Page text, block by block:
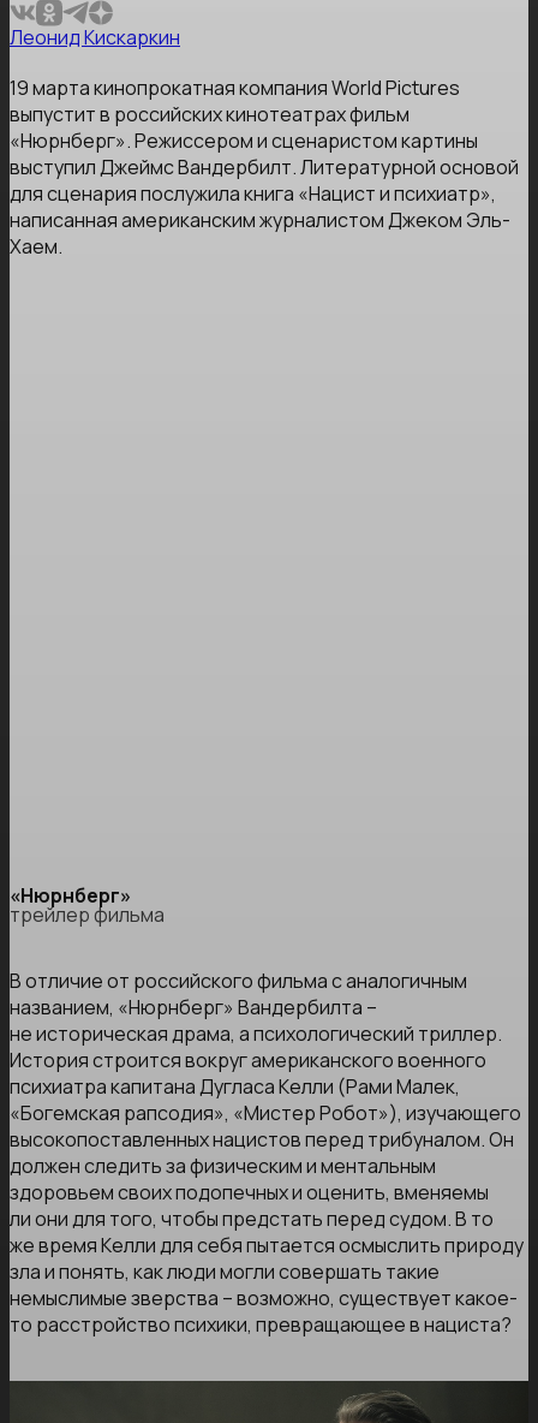
Леонид Кискаркин
19 марта кинопрокатная компания World Pictures
выпустит в российских кинотеатрах фильм
«Нюрнберг». Режиссером и сценаристом картины
выступил Джеймс Вандербилт. Литературной основой
для сценария послужила книга «Нацист и психиатр»,
написанная американским журналистом Джеком Эль-
Хаем.
«Нюрнберг»
трейлер фильма
В отличие от российского фильма с аналогичным
названием, «Нюрнберг» Вандербилта –
не историческая драма, а психологический триллер.
История строится вокруг американского военного
психиатра капитана Дугласа Келли (Рами Малек,
«Богемская рапсодия», «Мистер Робот»), изучающего
высокопоставленных нацистов перед трибуналом. Он
должен следить за физическим и ментальным
здоровьем своих подопечных и оценить, вменяемы
ли они для того, чтобы предстать перед судом. В то
же время Келли для себя пытается осмыслить природу
зла и понять, как люди могли совершать такие
немыслимые зверства – возможно, существует какое-
то расстройство психики, превращающее в нациста?